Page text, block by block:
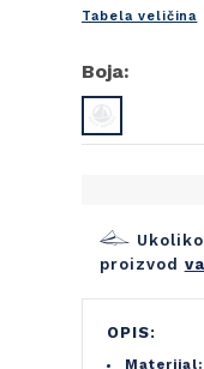
Tabela veličina
Boja:
proizvod
OPIS:
Materijal: